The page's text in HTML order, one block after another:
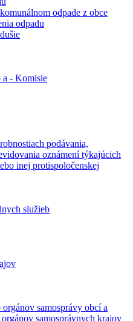
odpade z obce
odpadu
a - Komisie
podávania,
oznámení týkajúcich
inej protispoločenskej
služieb
samosprávy obcí a
samosprávnych krajov